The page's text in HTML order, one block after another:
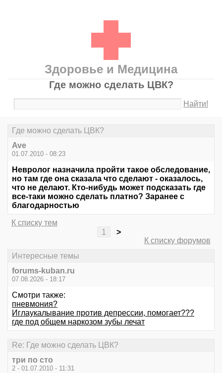
Здоровье и Медицина
Где можно сделать ЦВК?
Найти!
Где можно сделать ЦВК?
Ave
01.07.2010 - 08:23
Невролог назначила пройти такое обследование,
но там где она сказала что сделают - оказалось,
что не делают. Кто-нибудь может подсказать где
все-таки можно сделать платно? Заранее с
благодарностью
К списку тем
1
>
К списку форумов
Интересные темы
forums-kuban.ru
07.08.2026 - 18:17
Смотри также:
пневмония?
Иглаукалывание против депрессии, помогает???
где под общем наркозом зубы лечат
Re: Где можно сделать ЦВК?
три по сто
2 - 01.07.2010 - 11:31